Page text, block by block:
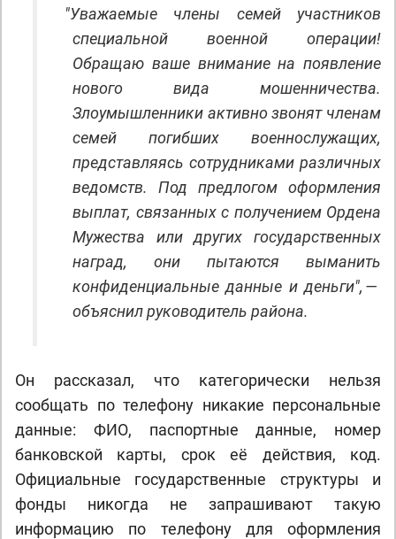
"Уважаемые члены семей участников
специальной военной операции!
Обращаю ваше внимание на появление
нового вида мошенничества.
Злоумышленники активно звонят членам
семей погибших военнослужащих,
представляясь сотрудниками различных
ведомств. Под предлогом оформления
выплат, связанных с получением Ордена
Мужества или других государственных
наград, они пытаются выманить
конфиденциальные данные и деньги", —
объяснил руководитель района.
Он рассказал, что категорически нельзя
сообщать по телефону никакие персональные
данные: ФИО, паспортные данные, номер
банковской карты, срок её действия, код.
Официальные государственные структуры и
фонды никогда не запрашивают такую
информацию по телефону для оформления